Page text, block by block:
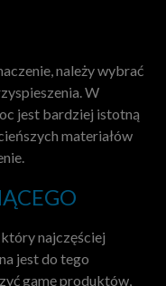
należy wybrać
W
jest bardziej istotną
materiałów
najczęściej
jest do tego
gamę produktów,